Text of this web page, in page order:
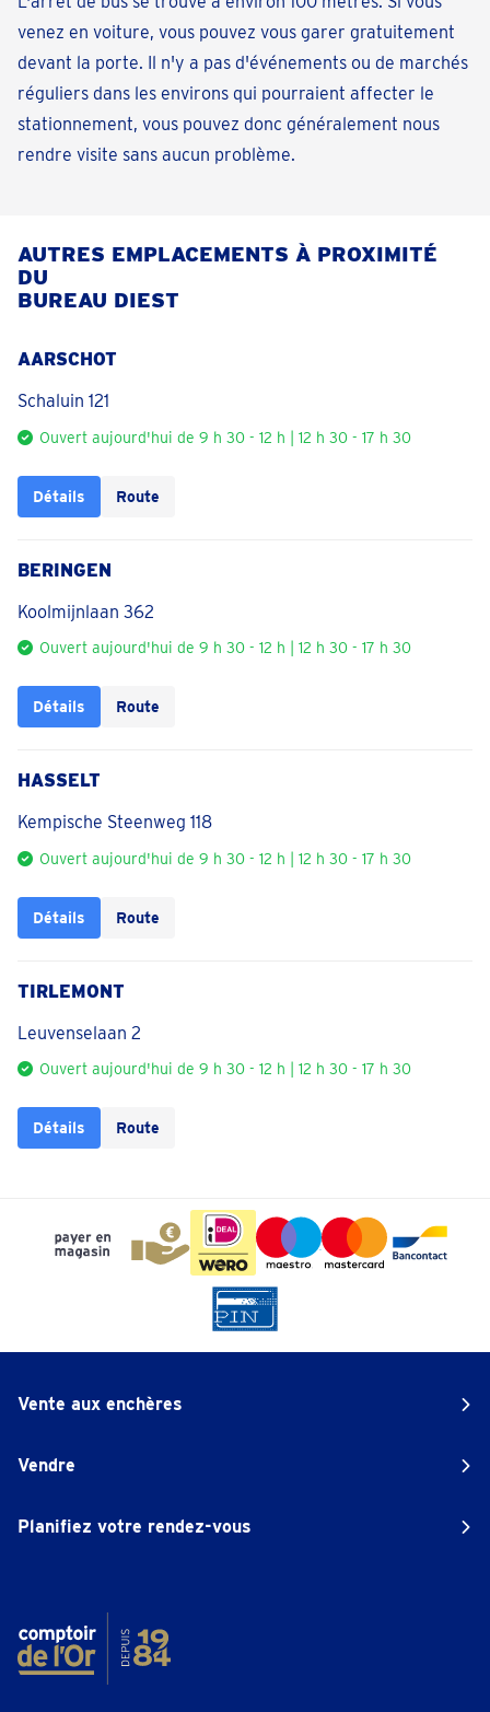
venez en voiture, vous pouvez vous garer gratuitement
devant la porte. Il n'y a pas d'événements ou de marchés
réguliers dans les environs qui pourraient affecter le
stationnement, vous pouvez donc généralement nous
rendre visite sans aucun problème.
AUTRES EMPLACEMENTS À PROXIMITÉ
DU
BUREAU DIEST
AARSCHOT
Schaluin 121
Ouvert aujourd'hui de 9 h 30 - 12 h | 12 h 30 - 17 h 30
Détails Route
BERINGEN
Koolmijnlaan 362
Ouvert aujourd'hui de 9 h 30 - 12 h | 12 h 30 - 17 h 30
Détails Route
HASSELT
Kempische Steenweg 118
Ouvert aujourd'hui de 9 h 30 - 12 h | 12 h 30 - 17 h 30
Détails Route
TIRLEMONT
Leuvenselaan 2
Ouvert aujourd'hui de 9 h 30 - 12 h | 12 h 30 - 17 h 30
Détails Route
Vente aux enchères
Vendre
Planifiez votre rendez-vous